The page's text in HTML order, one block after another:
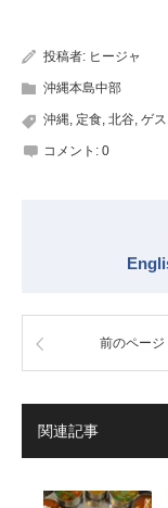
投稿者: ヒージャ
沖縄本島中部
沖縄, 定食, 北谷, ゲ
コメント: 0
前のページ
関連記事